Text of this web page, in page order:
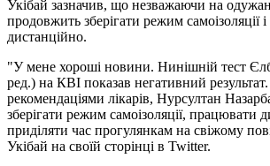
Укібай зазначив, що незважаючи на
продовжить зберігати режим самоізоляції
дистанційно.
"У мене хороші новини. Нинішній тест
ред.) на КВІ показав негативний результат.
рекомендаціями лікарів, Нурсултан
зберігати режим самоізоляції, працювати
приділяти час прогулянкам на свіжому
Укібай на своїй сторінці в Twitter.